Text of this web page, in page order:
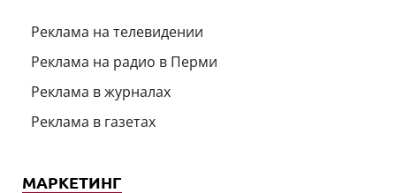
Реклама на телевидении
Реклама на радио в Перми
Реклама в журналах
Реклама в газетах
МАРКЕТИНГ